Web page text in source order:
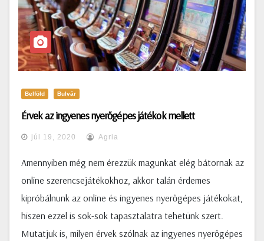
Belföld Bulvár
Érvek az ingyenes nyerőgépes játékok mellett
júl 19, 2020 Agria
Amennyiben még nem érezzük magunkat elég bátornak az
online szerencsejátékokhoz, akkor talán érdemes
kipróbálnunk az online és ingyenes nyerőgépes játékokat,
hiszen ezzel is sok-sok tapasztalatra tehetünk szert.
Mutatjuk is, milyen érvek szólnak az ingyenes nyerőgépes